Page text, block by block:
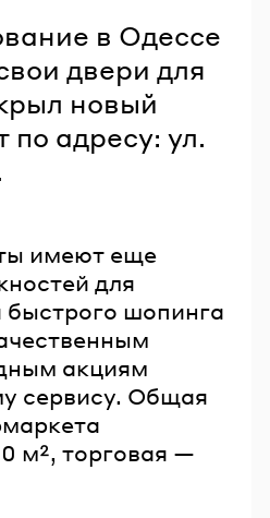
в Одессе
двери для
новый
по адресу: ул.
имеют еще
для
шопинга
акциям
сервису. Общая
м², торговая —